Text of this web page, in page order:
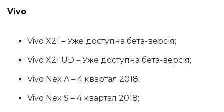
Vivo
Vivo X21 – Уже доступна бета-версія;
Vivo X21 UD – Уже доступна бета-версія;
Vivo Nex A – 4 квартал 2018;
Vivo Nex S – 4 квартал 2018;